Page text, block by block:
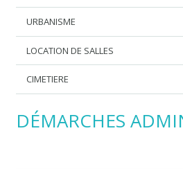
URBANISME
LOCATION DE SALLES
CIMETIERE
DÉMARCHES